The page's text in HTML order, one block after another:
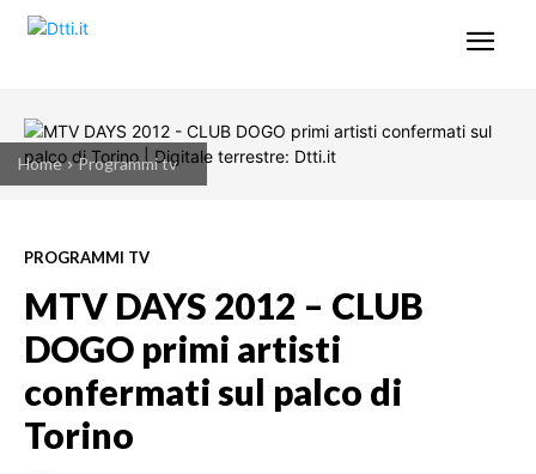
Home Programmi tv
PROGRAMMI TV
MTV DAYS 2012 – CLUB
DOGO primi artisti
confermati sul palco di
Torino